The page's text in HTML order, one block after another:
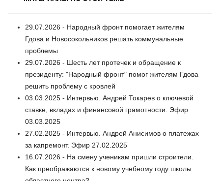
29.07.2026 - Народный фронт помогает жителям
Гдова и Новосокольников решать коммунальные
проблемы
29.07.2026 - Шесть лет протечек и обращение к
президенту: "Народный фронт" помог жителям Гдова
решить проблему с кровлей
03.03.2025 - Интервью. Андрей Токарев о ключевой
ставке, вкладах и финансовой грамотности. Эфир
03.03.2025
27.02.2025 - Интервью. Андрей Анисимов о платежах
за капремонт. Эфир 27.02.2025
16.07.2026 - На смену ученикам пришли строители.
Как преображаются к новому учебному году школы